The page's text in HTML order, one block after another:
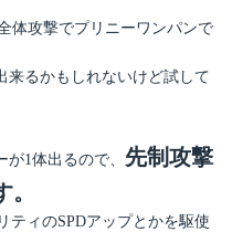
体攻撃でプリニーワンパンで
来るかもしれないけど試して
1体出るので、 先制攻撃
ティのSPDアップとかを駆使